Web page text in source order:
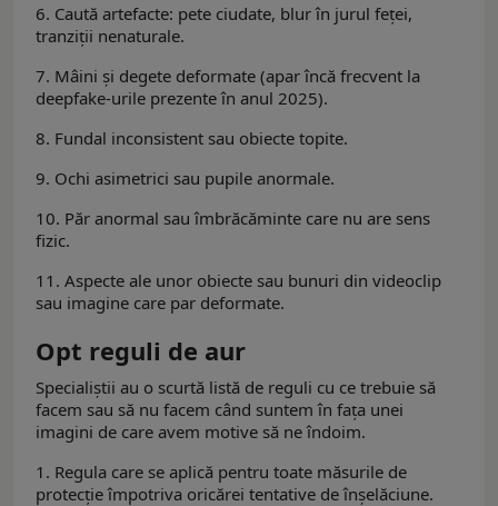
6. Caută artefacte: pete ciudate, blur în jurul feței,
tranziții nenaturale.
7. Mâini și degete deformate (apar încă frecvent la
deepfake-urile prezente în anul 2025).
8. Fundal inconsistent sau obiecte topite.
9. Ochi asimetrici sau pupile anormale.
10. Păr anormal sau îmbrăcăminte care nu are sens
fizic.
11. Aspecte ale unor obiecte sau bunuri din videoclip
sau imagine care par deformate.
Opt reguli de aur
Specialiștii au o scurtă listă de reguli cu ce trebuie să
facem sau să nu facem când suntem în fața unei
imagini de care avem motive să ne îndoim.
1. Regula care se aplică pentru toate măsurile de
protecție împotriva oricărei tentative de înșelăciune.